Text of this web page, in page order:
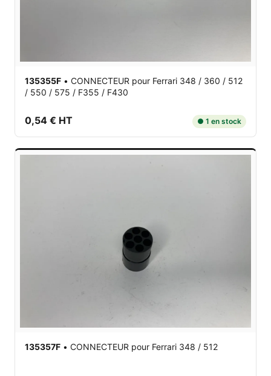
135355F • CONNECTEUR pour Ferrari 348 / 360 / 512
/ 550 / 575 / F355 / F430
0,54 € HT ● 1 en stock
135357F • CONNECTEUR pour Ferrari 348 / 512